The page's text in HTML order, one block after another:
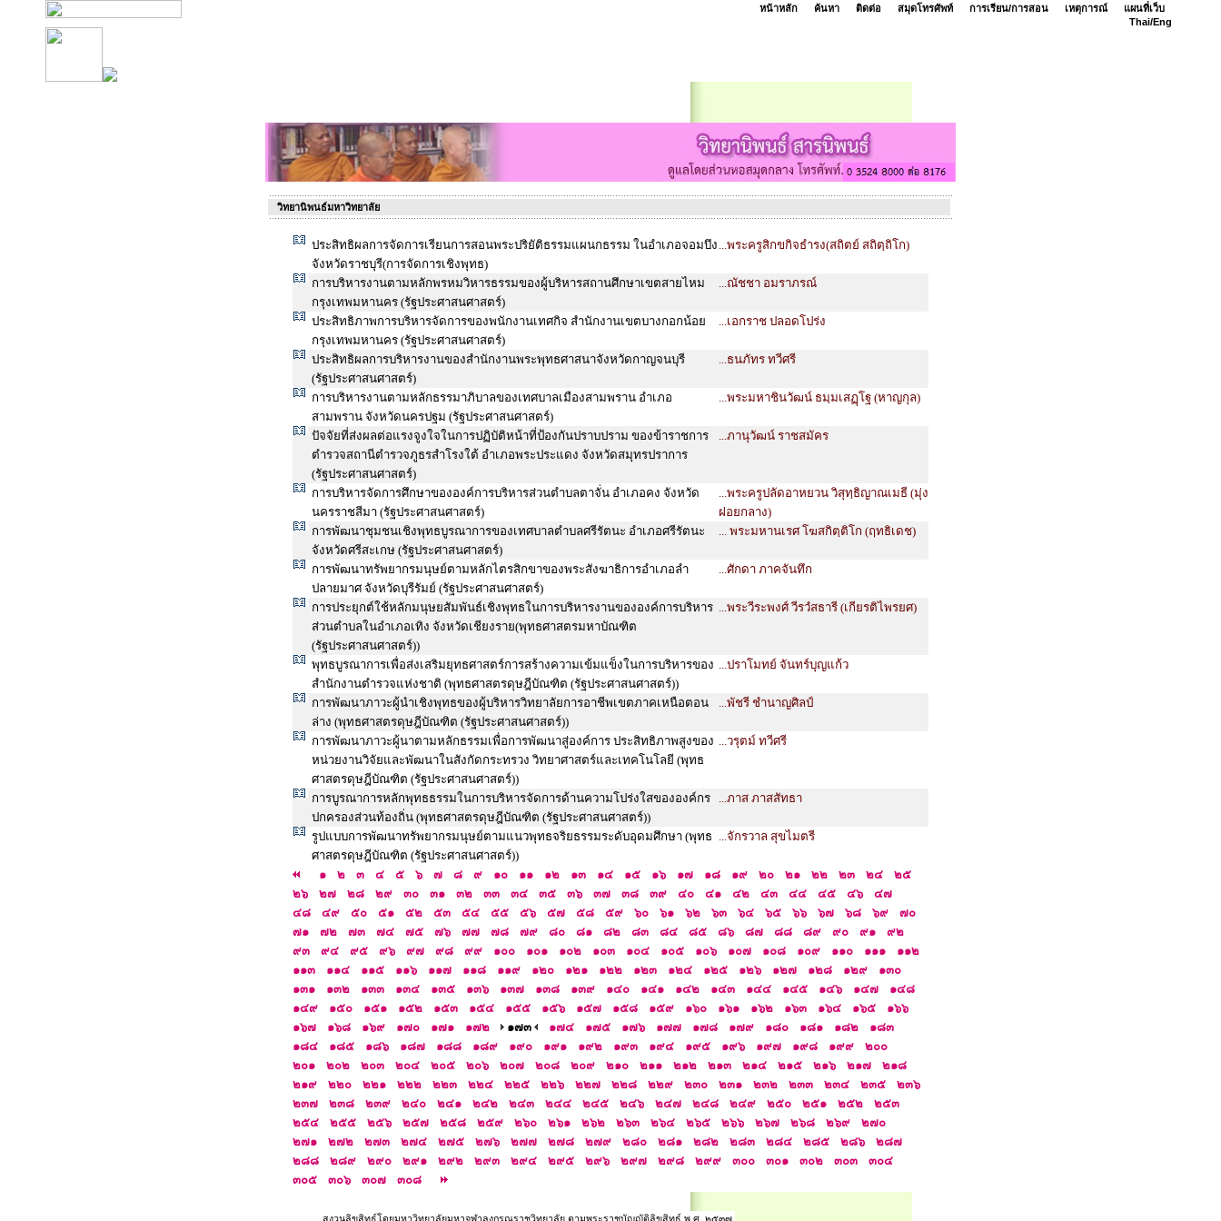
หน้าหลัก ค้นหา ติดต่อ สมุดโทรศัพท์ การเรียน/การสอน เหตุการณ์
แผนที่เว็บ
Thai/Eng
วิทยานิพนธ์มหาวิทยาลัย
ประสิทธิผลการจัดการเรียนการสอนพระปริยัติธรรมแผนกธรรม ในอำเภอจอมบึง
จังหวัดราชบุรี(การจัดการเชิงพุทธ)
...พระครูสิกขกิจธำรง(สถิตย์ สถิตฺถิโก)
การบริหารงานตามหลักพรหมวิหารธรรมของผู้บริหารสถานศึกษาเขตสายไหม
กรุงเทพมหานคร (รัฐประศาสนศาสตร์)
...ณัชชา อมราภรณ์
ประสิทธิภาพการบริหารจัดการของพนักงานเทศกิจ สำนักงานเขตบางกอกน้อย
กรุงเทพมหานคร (รัฐประศาสนศาสตร์)
...เอกราช ปลอดโปร่ง
ประสิทธิผลการบริหารงานของสำนักงานพระพุทธศาสนาจังหวัดกาญจนบุรี
(รัฐประศาสนศาสตร์)
...ธนภัทร ทวีศรี
การบริหารงานตามหลักธรรมาภิบาลของเทศบาลเมืองสามพราน อำเภอ
สามพราน จังหวัดนครปฐม (รัฐประศาสนศาสตร์)
...พระมหาชินวัฒน์ ธมฺมเสฏฺโฐ (หาญกุล)
ปัจจัยที่ส่งผลต่อแรงจูงใจในการปฏิบัติหน้าที่ป้องกันปราบปราม ของข้าราชการ
ตำรวจสถานีตำรวจภูธรสำโรงใต้ อำเภอพระประแดง จังหวัดสมุทรปราการ
(รัฐประศาสนศาสตร์)
...ภานุวัฒน์ ราชสมัคร
การบริหารจัดการศึกษาขององค์การบริหารส่วนตำบลตาจั่น อำเภอคง จังหวัด
นครราชสีมา (รัฐประศาสนศาสตร์)
...พระครูปลัดอาหยวน วิสุทฺธิญาณเมธี (มุ่ง
ฝอยกลาง)
การพัฒนาชุมชนเชิงพุทธบูรณาการของเทศบาลตำบลศรีรัตนะ อำเภอศรีรัตนะ
จังหวัดศรีสะเกษ (รัฐประศาสนศาสตร์)
... พระมหานเรศ โฆสกิตฺติโก (ฤทธิเดช)
การพัฒนาทรัพยากรมนุษย์ตามหลักไตรสิกขาของพระสังฆาธิการอำเภอลำ
ปลายมาศ จังหวัดบุรีรัมย์ (รัฐประศาสนศาสตร์)
...ศักดา ภาคจันทึก
การประยุกต์ใช้หลักมนุษยสัมพันธ์เชิงพุทธในการบริหารงานขององค์การบริหาร
ส่วนตำบลในอำเภอเทิง จังหวัดเชียงราย(พุทธศาสตรมหาบัณฑิต
(รัฐประศาสนศาสตร์))
...พระวีระพงศ์ วีรวํสธารี (เกียรติไพรยศ)
พุทธบูรณาการเพื่อส่งเสริมยุทธศาสตร์การสร้างความเข้มแข็งในการบริหารของ
สำนักงานตำรวจแห่งชาติ (พุทธศาสตรดุษฎีบัณฑิต (รัฐประศาสนศาสตร์))
...ปราโมทย์ จันทร์บุญแก้ว
การพัฒนาภาวะผู้นำเชิงพุทธของผู้บริหารวิทยาลัยการอาชีพเขตภาคเหนือตอน
ล่าง (พุทธศาสตรดุษฎีบัณฑิต (รัฐประศาสนศาสตร์))
...พัชรี ชำนาญศิลป์
การพัฒนาภาวะผู้นาตามหลักธรรมเพื่อการพัฒนาสู่องค์การ ประสิทธิภาพสูงของ
หน่วยงานวิจัยและพัฒนาในสังกัดกระทรวง วิทยาศาสตร์และเทคโนโลยี (พุทธ
ศาสตรดุษฎีบัณฑิต (รัฐประศาสนศาสตร์))
...วรุตม์ ทวีศรี
การบูรณาการหลักพุทธธรรมในการบริหารจัดการด้านความโปร่งใสขององค์กร
ปกครองส่วนท้องถิ่น (พุทธศาสตรดุษฎีบัณฑิต (รัฐประศาสนศาสตร์))
...ภาส ภาสสัทธา
รูปแบบการพัฒนาทรัพยากรมนุษย์ตามแนวพุทธจริยธรรมระดับอุดมศึกษา (พุทธ
ศาสตรดุษฎีบัณฑิต (รัฐประศาสนศาสตร์))
...จักรวาล สุขไมตรี
๑ ๒ ๓ ๔ ๕ ๖ ๗ ๘ ๙ ๑๐ ๑๑ ๑๒ ๑๓ ๑๔ ๑๕ ๑๖ ๑๗ ๑๘ ๑๙ ๒๐ ๒๑ ๒๒ ๒๓ ๒๔
๒๕
๒๖
๒๗ ๒๘ ๒๙ ๓๐ ๓๑ ๓๒ ๓๓ ๓๔ ๓๕ ๓๖ ๓๗ ๓๘ ๓๙ ๔๐ ๔๑ ๔๒ ๔๓ ๔๔ ๔๕ ๔๖
๔๗
๔๘
๔๙ ๕๐ ๕๑ ๕๒ ๕๓ ๕๔ ๕๕ ๕๖ ๕๗ ๕๘ ๕๙ ๖๐ ๖๑ ๖๒ ๖๓ ๖๔ ๖๕ ๖๖ ๖๗ ๖๘ ๖๙
๗๐
๗๑
๗๒ ๗๓ ๗๔ ๗๕ ๗๖ ๗๗ ๗๘ ๗๙ ๘๐ ๘๑ ๘๒ ๘๓ ๘๔ ๘๕ ๘๖ ๘๗ ๘๘ ๘๙ ๙๐ ๙๑
๙๒
๙๓
๙๔ ๙๕ ๙๖ ๙๗ ๙๘ ๙๙ ๑๐๐ ๑๐๑ ๑๐๒ ๑๐๓ ๑๐๔ ๑๐๕ ๑๐๖ ๑๐๗ ๑๐๘ ๑๐๙ ๑๑๐ ๑๑๑
๑๑๒
๑๑๓
๑๑๔ ๑๑๕ ๑๑๖ ๑๑๗ ๑๑๘ ๑๑๙ ๑๒๐ ๑๒๑ ๑๒๒ ๑๒๓ ๑๒๔ ๑๒๕ ๑๒๖ ๑๒๗ ๑๒๘ ๑๒๙
๑๓๐
๑๓๑
๑๓๒ ๑๓๓ ๑๓๔ ๑๓๕ ๑๓๖ ๑๓๗ ๑๓๘ ๑๓๙ ๑๔๐ ๑๔๑ ๑๔๒ ๑๔๓ ๑๔๔ ๑๔๕ ๑๔๖ ๑๔๗
๑๔๘
๑๔๙
๑๕๐ ๑๕๑ ๑๕๒ ๑๕๓ ๑๕๔ ๑๕๕ ๑๕๖ ๑๕๗ ๑๕๘ ๑๕๙ ๑๖๐ ๑๖๑ ๑๖๒ ๑๖๓ ๑๖๔ ๑๖๕
๑๖๖
๑๖๗
๑๖๘ ๑๖๙ ๑๗๐ ๑๗๑ ๑๗๒ ๑๗๓ ๑๗๔ ๑๗๕ ๑๗๖ ๑๗๗ ๑๗๘ ๑๗๙ ๑๘๐ ๑๘๑ ๑๘๒
๑๘๓
๑๘๔
๑๘๕ ๑๘๖ ๑๘๗ ๑๘๘ ๑๘๙ ๑๙๐ ๑๙๑ ๑๙๒ ๑๙๓ ๑๙๔ ๑๙๕ ๑๙๖ ๑๙๗ ๑๙๘ ๑๙๙
๒๐๐
๒๐๑
๒๐๒ ๒๐๓ ๒๐๔ ๒๐๕ ๒๐๖ ๒๐๗ ๒๐๘ ๒๐๙ ๒๑๐ ๒๑๑ ๒๑๒ ๒๑๓ ๒๑๔ ๒๑๕ ๒๑๖ ๒๑๗
๒๑๘
๒๑๙
๒๒๐ ๒๒๑ ๒๒๒ ๒๒๓ ๒๒๔ ๒๒๕ ๒๒๖ ๒๒๗ ๒๒๘ ๒๒๙ ๒๓๐ ๒๓๑ ๒๓๒ ๒๓๓ ๒๓๔ ๒๓๕
๒๓๖
๒๓๗
๒๓๘ ๒๓๙ ๒๔๐ ๒๔๑ ๒๔๒ ๒๔๓ ๒๔๔ ๒๔๕ ๒๔๖ ๒๔๗ ๒๔๘ ๒๔๙ ๒๕๐ ๒๕๑ ๒๕๒
๒๕๓
๒๕๔
๒๕๕ ๒๕๖ ๒๕๗ ๒๕๘ ๒๕๙ ๒๖๐ ๒๖๑ ๒๖๒ ๒๖๓ ๒๖๔ ๒๖๕ ๒๖๖ ๒๖๗ ๒๖๘ ๒๖๙
๒๗๐
๒๗๑
๒๗๒ ๒๗๓ ๒๗๔ ๒๗๕ ๒๗๖ ๒๗๗ ๒๗๘ ๒๗๙ ๒๘๐ ๒๘๑ ๒๘๒ ๒๘๓ ๒๘๔ ๒๘๕ ๒๘๖
๒๘๗
๒๘๘
๒๘๙ ๒๙๐ ๒๙๑ ๒๙๒ ๒๙๓ ๒๙๔ ๒๙๕ ๒๙๖ ๒๙๗ ๒๙๘ ๒๙๙ ๓๐๐ ๓๐๑ ๓๐๒ ๓๐๓
๓๐๔
๓๐๕
๓๐๖ ๓๐๗ ๓๐๘
สงวนลิขสิทธ์โดยมหาวิทยาลัยมหาจุฬาลงกรณราชวิทยาลัย ตามพระราชบัญญัติลิขสิทธ์ พ.ศ. ๒๕๓๗